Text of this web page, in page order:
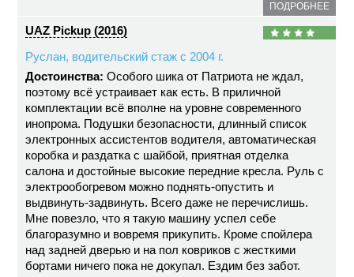
ПОДРОБНЕЕ
UAZ Pickup (2016)
Руслан, водительский стаж с 2004 г.
Достоинства: Особого шика от Патриота не ждал,
поэтому всё устраивает как есть. В приличной
комплектации всё вполне на уровне современного
инопрома. Подушки безопасности, длинный список
электронных ассистентов водителя, автоматическая
коробка и раздатка с шайбой, приятная отделка
салона и достойные высокие передние кресла. Руль с
электрообогревом можно поднять-опустить и
выдвинуть-задвинуть. Всего даже не перечислишь.
Мне повезло, что я такую машину успел себе
благоразумно и вовремя прикупить. Кроме спойлера
над задней дверью и на пол ковриков с жесткими
бортами ничего пока не докупал. Ездим без забот.